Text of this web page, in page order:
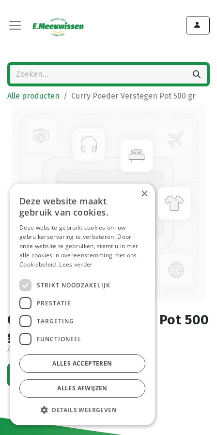
Alle producten Curry Poeder Verstegen Pot 500 gr
Curry Poeder Verstegen Pot 500
gr
Actief
Vraag een account aan
×
Deze website maakt
gebruik van cookies.
Deze website gebruikt cookies om uw
gebruikerservaring te verbeteren. Door
onze website te gebruiken, stemt u in met
alle cookies in overeenstemming met ons
Cookiebeleid. Lees verder
STRIKT NOODZAKELIJK
PRESTATIE
TARGETING
FUNCTIONEEL
ALLES ACCEPTEREN
ALLES AFWIJZEN
DETAILS WEERGEVEN